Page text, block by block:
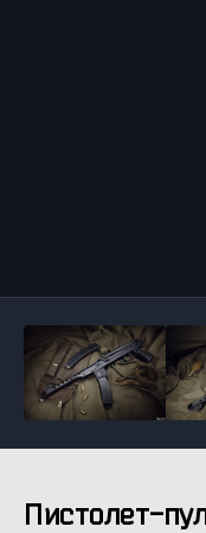
Пистолет-